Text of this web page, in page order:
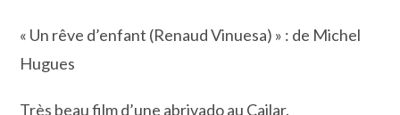
« Un rêve d’enfant (Renaud Vinuesa) » : de Michel
Hugues
Très beau film d’une abrivado au Cailar.